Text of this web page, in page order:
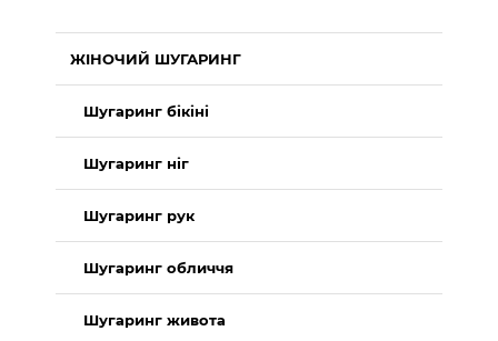
ЖІНОЧИЙ ШУГАРИНГ
Шугаринг бікіні
Шугаринг ніг
Шугаринг рук
Шугаринг обличчя
Шугаринг живота